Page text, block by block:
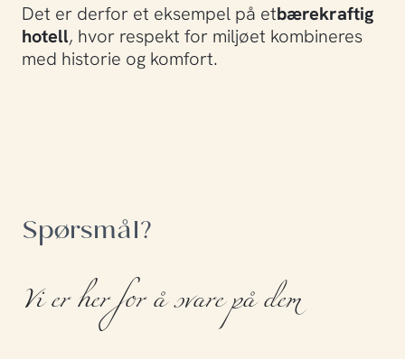
Det er derfor et eksempel på etbærekraftig
hotell, hvor respekt for miljøet kombineres
med historie og komfort.
Spørsmål?
Vi er her for å svare på dem